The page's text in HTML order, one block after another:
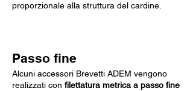
proporzionale alla struttura del cardine.
Passo fine
Alcuni accessori Brevetti ADEM vengono
realizzati con filettatura metrica a passo fine